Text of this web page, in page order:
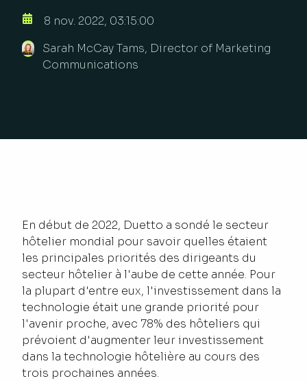
8 nov. 2022, 03:15:00
Sarah McCay Tams, Director of Marketing
Communications
En début de 2022, Duetto a sondé le secteur
hôtelier mondial pour savoir quelles étaient
les principales priorités des dirigeants du
secteur hôtelier à l'aube de cette année. Pour
la plupart d'entre eux, l'investissement dans la
technologie était une grande priorité pour
l'avenir proche, avec 78% des hôteliers qui
prévoient d'augmenter leur investissement
dans la technologie hôtelière au cours des
trois prochaines années.